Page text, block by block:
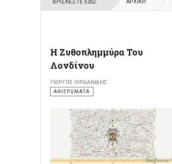
ΒΡΊΣΚΕΣΤΕ ΕΔΏ: ΑΡΧΙΚΉ
Η Ζυθοπλημμύρα Του
Λονδίνου
ΓΙΏΡΓΟΣ ΙΟΡΔΑΝΊΔΗΣ
ΑΦΙΕΡΩΜΑΤΑ